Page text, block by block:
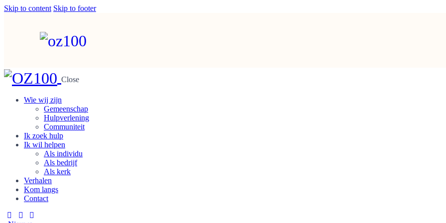
Skip to content Skip to footer
Close
Wie wij zijn
Gemeenschap
Hulpverlening
Communiteit
Ik zoek hulp
Ik wil helpen
Als individu
Als bedrijf
Als kerk
Verhalen
Kom langs
Contact